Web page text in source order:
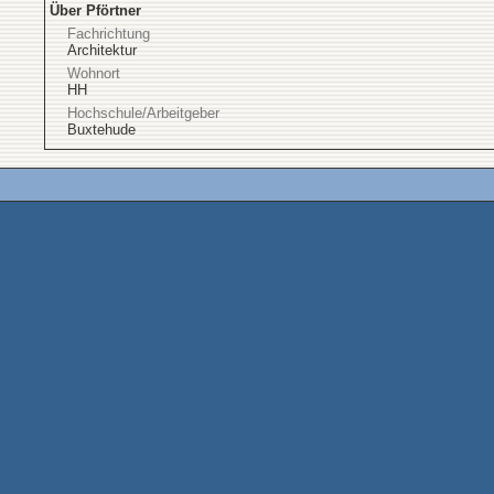
Über Pförtner
Fachrichtung
Architektur
Wohnort
HH
Hochschule/Arbeitgeber
Buxtehude